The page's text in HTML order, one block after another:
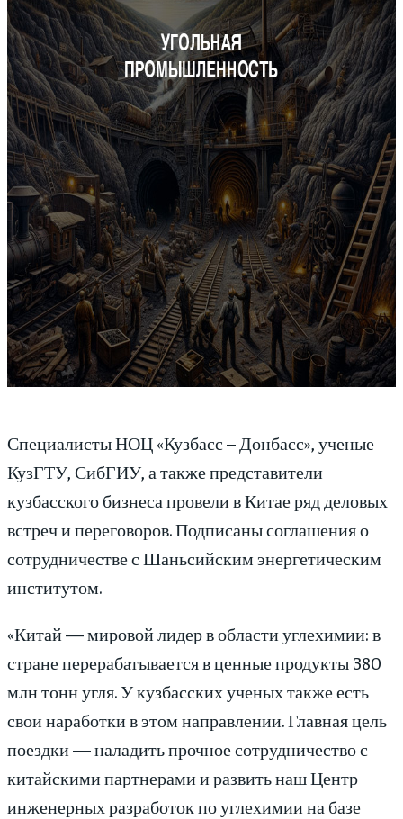
Специалисты НОЦ «Кузбасс – Донбасс», ученые
КузГТУ, СибГИУ, а также представители
кузбасского бизнеса провели в Китае ряд деловых
встреч и переговоров. Подписаны соглашения о
сотрудничестве с Шаньсийским энергетическим
институтом.
«Китай — мировой лидер в области углехимии: в
стране перерабатывается в ценные продукты 380
млн тонн угля. У кузбасских ученых также есть
свои наработки в этом направлении. Главная цель
поездки — наладить прочное сотрудничество с
китайскими партнерами и развить наш Центр
инженерных разработок по углехимии на базе